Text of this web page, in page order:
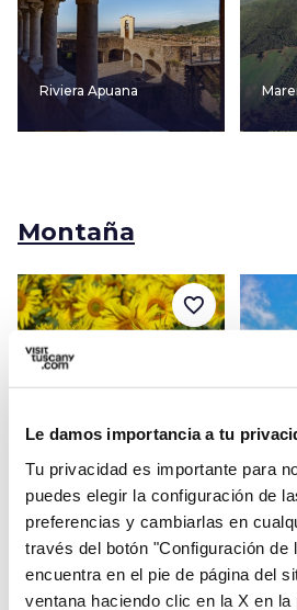
Le damos importancia a tu
Tu privacidad es importante para
puedes elegir la configuración de
preferencias y cambiarlas en
través del botón "Configuración de
encuentra en el pie de página del
ventana haciendo clic en la X en la
Riviera Apuana
Montaña
Valtiberina Toscana
favorite_border
Campiña